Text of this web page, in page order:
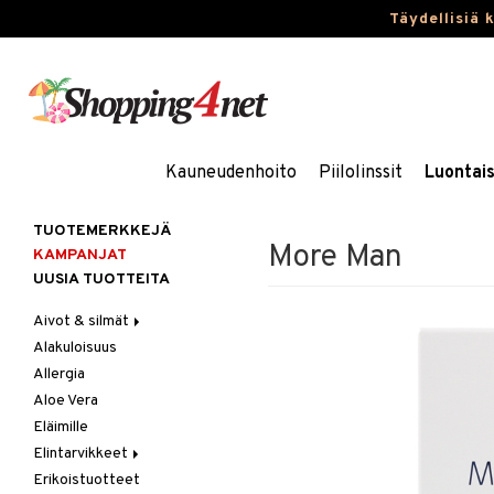
Täydellisiä
Kauneudenhoito Piilolinssit
More Man
TUOTEMERKKEJÄ
KAMPANJAT
UUSIA TUOTTEITA
Aivot & silmät
Muisti
Rasvahapot
Silmät
Alakuloisuus
Allergia
Aloe Vera
Eläimille
Elintarvikkeet
Hedelmät & pähkinät
Erikoistuotteet